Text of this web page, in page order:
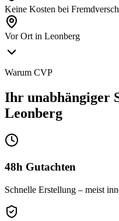
Keine Kosten bei
Vor Ort in Leonberg
Warum CVP
Ihr unabhängiger
Leonberg
48h Gutachten
Schnelle Erstellung – meist